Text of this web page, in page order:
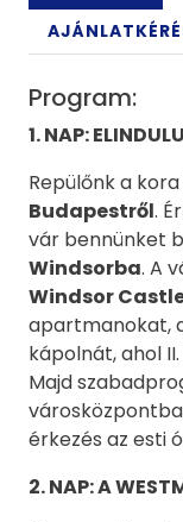
Program:
1. NAP:
Repülőnk a
Budapestről.
vár bennünket
Windsorba. A
Windsor
apartmanokat,
kápolnát, ahol
Majd
érkezés az esti
2. NAP: A